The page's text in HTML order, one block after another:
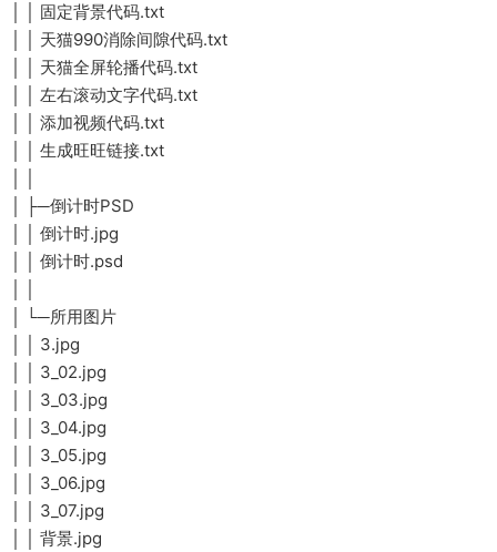
│ │ 固定背景代码.txt
│ │ 天猫990消除间隙代码.txt
│ │ 天猫全屏轮播代码.txt
│ │ 左右滚动文字代码.txt
│ │ 添加视频代码.txt
│ │ 生成旺旺链接.txt
│ ├─倒计时PSD
│ │ 倒计时.jpg
│ │ 倒计时.psd
│ └─所用图片
│ │ 3.jpg
│ │ 3_02.jpg
│ │ 3_03.jpg
│ │ 3_04.jpg
│ │ 3_05.jpg
│ │ 3_06.jpg
│ │ 3_07.jpg
│ │ 背景.jpg